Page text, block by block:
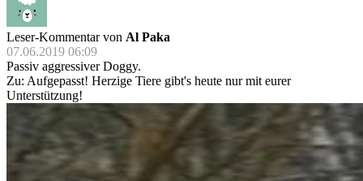
Leser-Kommentar von Al Paka
07.06.2019 06:09
Passiv aggressiver Doggy.
Zu: Aufgepasst! Herzige Tiere gibt's heute nur mit eurer
Unterstützung!